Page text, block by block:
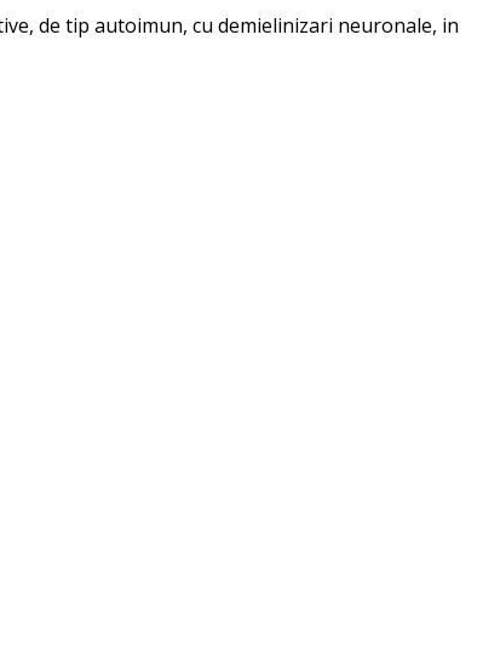
de tip autoimun, cu demielinizari neuronale, in